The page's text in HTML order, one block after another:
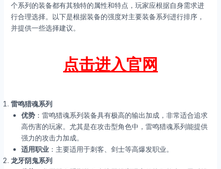
个系列的装备都有其独特的属性和特点，玩家应根据自身需求进
行合理选择。以下是根据装备的强度对主要装备系列进行排序，
并提供一些选择建议。
点击进入官网
雷鸣猎魂系列
优势：雷鸣猎魂系列装备具有极高的输出加成，非常适合追求
高伤害的玩家。尤其是在攻击型角色中，雷鸣猎魂系列能提供
强力的攻击力加成。
适用职业：主要适用于刺客、剑士等高爆发职业。
龙牙阴鬼系列